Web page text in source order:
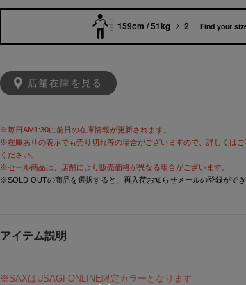
159cm / 51kg 2 Find your
店舗在庫を見る
※毎日AM1:30に前日の在庫情報が更新されます。
※在庫ありの表示でも売り切れ等の場合がございますので、詳しくは
ください。
※セール商品は、店舗により販売価格が異なる場合がございます。
※SOLD OUTの商品を選択すると、再入荷お知らせメールの登録ができ
アイテム説明
※SAXはUSAGI ONLINE限定カラーとなります